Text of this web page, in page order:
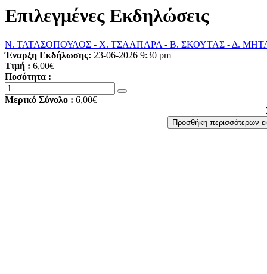
Επιλεγμένες Εκδηλώσεις
Ν. ΤΑΤΑΣΟΠΟΥΛΟΣ - Χ. ΤΣΑΛΠΑΡΑ - Β. ΣΚΟΥΤΑΣ - Δ.
Έναρξη Εκδήλωσης: 23-06-2026 9:30 pm
Τιμή : 6,00€
Ποσότητα :
Μερικό Σύνολο : 6,00€
Προσθήκη περισσότερων